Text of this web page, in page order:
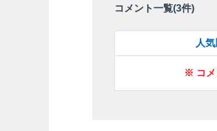
コメント一覧(3件)
人
※ コメ